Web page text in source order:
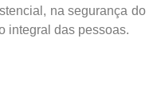
na segurança do
integral das pessoas.